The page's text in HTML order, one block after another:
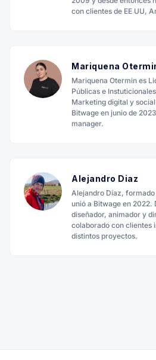
con clientes de EE UU,
Mariquena
Mariquena Otermin es
Públicas e
Marketing digital y
Bitwage en junio de
manager.
Alejandro Diaz
Alejandro Díaz,
unió a Bitwage en 2022.
diseñador, animador y
colaborado con clientes
distintos proyectos.